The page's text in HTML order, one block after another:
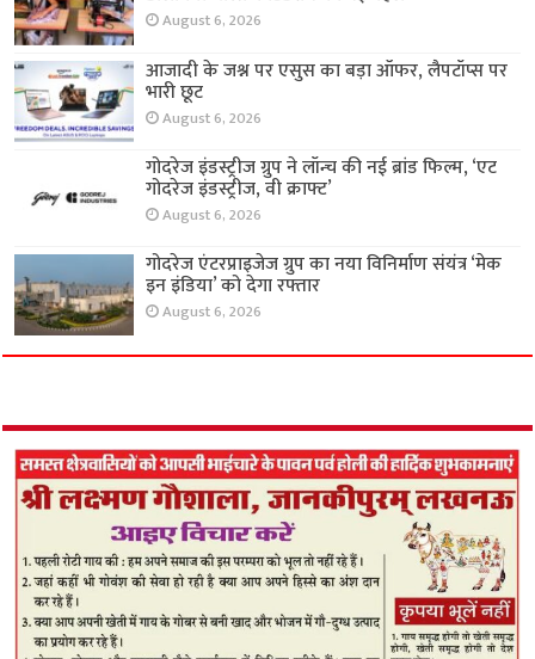
August 6, 2026
आजादी के जश्न पर एसुस का बड़ा ऑफर, लैपटॉप्स पर
भारी छूट
August 6, 2026
गोदरेज इंडस्ट्रीज ग्रुप ने लॉन्च की नई ब्रांड फिल्म, ‘एट
गोदरेज इंडस्ट्रीज, वी क्राफ्ट’
August 6, 2026
गोदरेज एंटरप्राइजेज ग्रुप का नया विनिर्माण संयंत्र ‘मेक
इन इंडिया’ को देगा रफ्तार
August 6, 2026